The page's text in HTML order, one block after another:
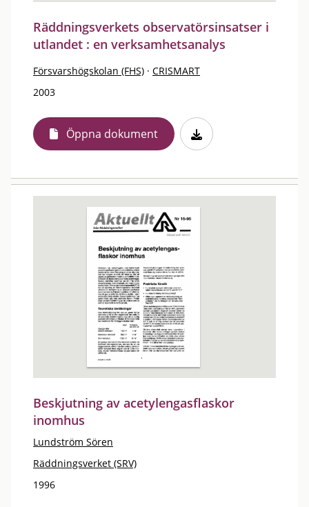
Räddningsverkets observatörsinsatser i
utlandet : en verksamhetsanalys
Försvarshögskolan (FHS) · CRISMART
2003
Öppna dokument
Beskjutning av acetylengasflaskor
inomhus
Lundström Sören
Räddningsverket (SRV)
1996